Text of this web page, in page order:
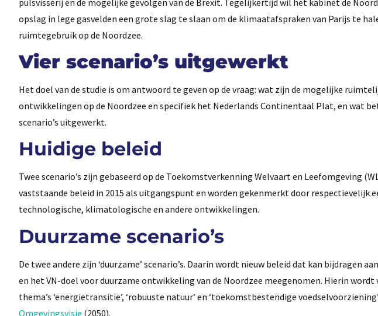
opslag in lege gasvelden een grote slag te slaan om de klimaatafspraken van Parijs te
ruimtegebruik op de Noordzee.
Vier scenario’s uitgewerkt
Het doel van de studie is om antwoord te geven op de vraag: wat zijn de mogelijke
ontwikkelingen op de Noordzee en specifiek het Nederlands Continentaal Plat, en wat
scenario’s uitgewerkt.
Huidige beleid
Twee scenario’s zijn gebaseerd op de Toekomstverkenning Welvaart en Leefomgeving
vaststaande beleid in 2015 als uitgangspunt en worden gekenmerkt door respectievelijk
technologische, klimatologische en andere ontwikkelingen.
Duurzame scenario’s
De twee andere zijn ‘duurzame’ scenario’s. Daarin wordt nieuw beleid dat kan bijdragen
en het VN-doel voor duurzame ontwikkeling van de Noordzee meegenomen. Hierin wordt
thema’s ‘energietransitie’, ‘robuuste natuur’ en ‘toekomstbestendige
Omgevingsvisie (2050).